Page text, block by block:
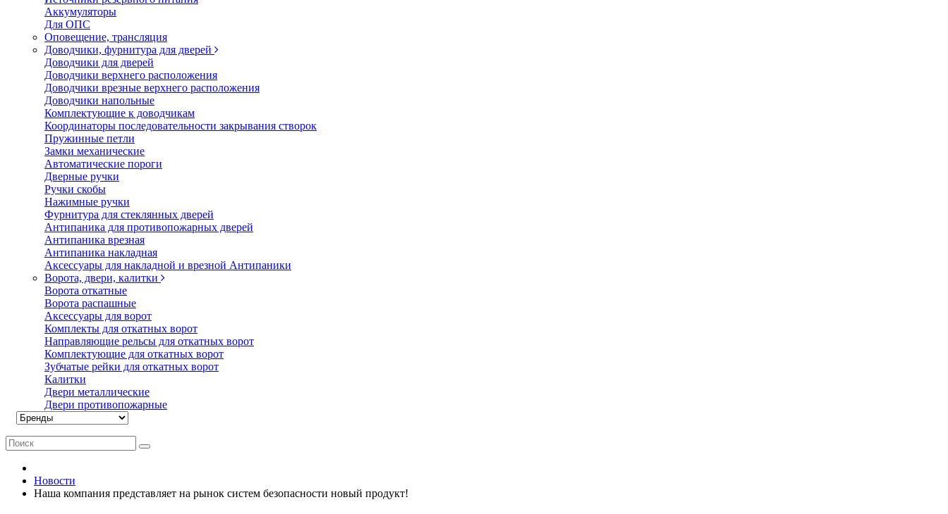
Аккумуляторы
Для ОПС
Оповещение, трансляция
Доводчики, фурнитура для дверей
Доводчики для дверей
Доводчики верхнего расположения
Доводчики врезные верхнего расположения
Доводчики напольные
Комплектующие к доводчикам
Координаторы последовательности закрывания створок
Пружинные петли
Замки механические
Автоматические пороги
Дверные ручки
Ручки скобы
Нажимные ручки
Фурнитура для стеклянных дверей
Антипаника для противопожарных дверей
Антипаника врезная
Антипаника накладная
Аксессуары для накладной и врезной Антипаники
Ворота, двери, калитки
Ворота откатные
Ворота распашные
Аксессуары для ворот
Комплекты для откатных ворот
Направляющие рельсы для откатных ворот
Комплектующие для откатных ворот
Зубчатые рейки для откатных ворот
Калитки
Двери металлические
Двери противопожарные
Новости
Наша компания представляет на рынок систем безопасности новый продукт!